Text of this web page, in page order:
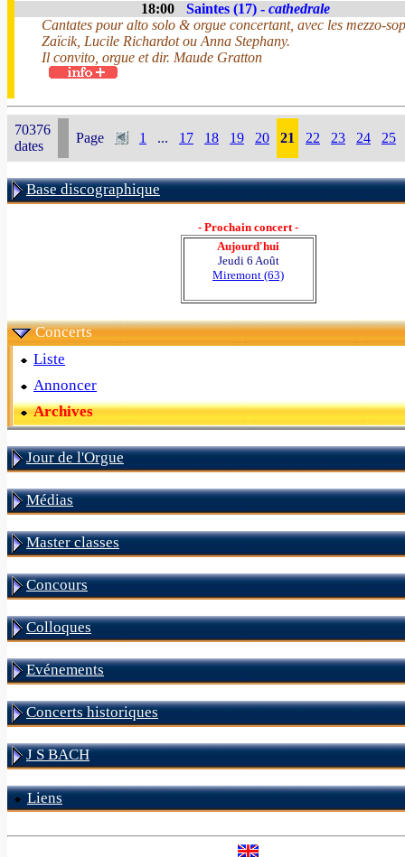
18:00 Saintes (17) - cathedrale
Cantates pour alto solo & orgue concertant, avec les mezzo-
Zaïcik, Lucile Richardot ou Anna Stephany.
Il convito, orgue et dir. Maude Gratton
70376
dates
Page 1 ... 17 18 19 20 21 22 23 24 25
Base discographique
- Prochain concert -
Aujourd'hui
Jeudi 6 Août
Miremont (63)
Concerts
Liste
Annoncer
Archives
Jour de l'Orgue
Médias
Master classes
Concours
Colloques
Evénements
Concerts historiques
J S BACH
Liens